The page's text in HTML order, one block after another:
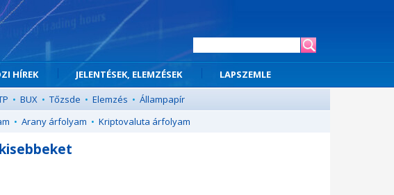
HÍREK JELENTÉSEK, ELEMZÉSEK
LAPSZEMLE
• BUX • Tőzsde • Elemzés • Állampapír
• Arany árfolyam • Kriptovaluta árfolyam